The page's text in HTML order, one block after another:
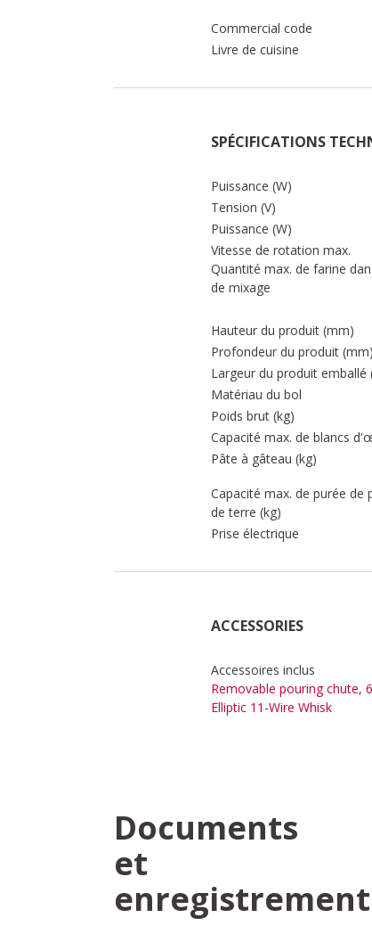
Commercial code
Livre de cuisine
SPÉCIFICATIONS
Puissance (W)
Tension (V)
Puissance (W)
Vitesse de rotation max.
Quantité max. de farine
de mixage
Hauteur du produit (mm)
Profondeur du produit (mm)
Largeur du produit emballé
Matériau du bol
Poids brut (kg)
Capacité max. de blancs
Pâte à gâteau (kg)
Capacité max. de purée de
de terre (kg)
Prise électrique
ACCESSORIES
Accessoires inclus
Removable pouring chute,
Elliptic 11-Wire Whisk
Documents
et
enregistrement